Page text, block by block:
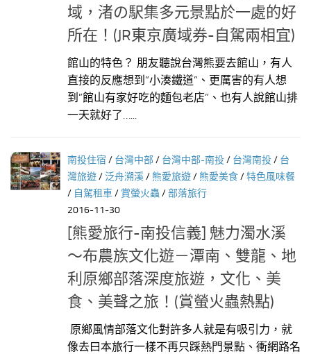
域，渚の駅集多元景點於一處的好
所在！(JR東京廣域券-自駕兩相宜)
館山的特色？ 朋友聽說台灣熊要去館山，有人
直接的反應想到”小湊鐵道”、更厲害的有人想
到”館山有家好吃的麵包老店”、也有人說館山排
一天就好了…...
南投住宿 / 台灣中部 / 台灣中部-南投/ 台灣南投/ 台
灣旅遊/泛舟溯溪 / 熊愛旅遊/ 熊愛美食/特色風味餐
/ 自駕租車/ 賞螢火蟲/部落旅行
2016-11-30
[熊愛旅行-南投信義] 魅力濁水溪
～布農族文化遊－潭南、雙龍、地
利原鄉部落深度旅遊，文化、美
食、美聲之旅！(賞螢火蟲熱點)
原鄉風情部落文化對許多人就是有吸引力，就
像去曰本旅行一樣不再只踩熱門景點、衝網路名